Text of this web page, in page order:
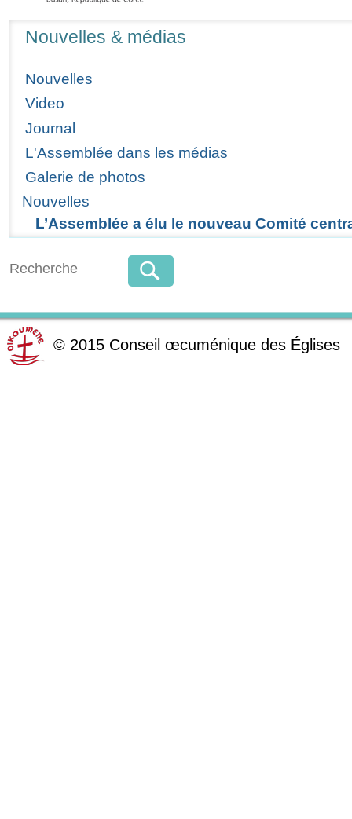
Nouvelles & médias
Nouvelles
Video
Journal
L'Assemblée dans les médias
Galerie de photos
Nouvelles
L’Assemblée a élu le nouveau Comité
© 2015 Conseil œcuménique des Églises